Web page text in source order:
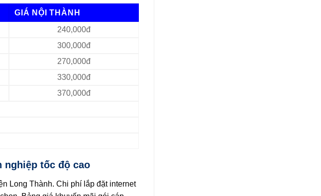
GIÁ NỘI THÀNH
240,000đ
300,000đ
270,000đ
330,000đ
370,000đ
nghiệp tốc độ cao
Long Thành. Chi phí lắp đặt internet